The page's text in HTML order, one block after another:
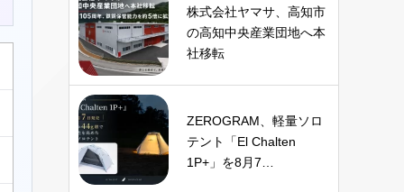
株式会社ヤマサ、高知市
の高知中央産業団地へ本
社移転
ZEROGRAM、軽量ソロ
テント「El Chalten
1P+」を8月7…